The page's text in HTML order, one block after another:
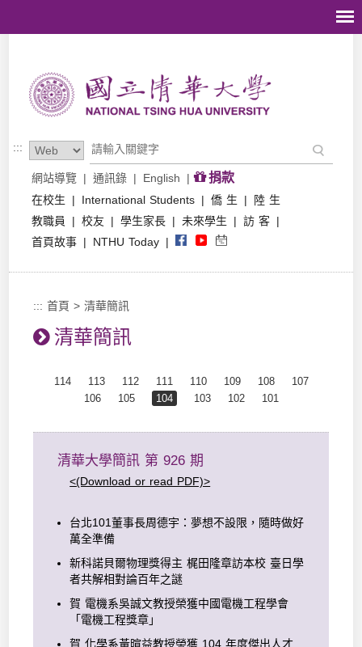
:::
網站導覽 | 通訊錄 | English | 捐款
在校生 | International Students | 僑 生 |
陸 生
教職員
| 校友 | 學生家長 | 未來學生 | 訪 客 |
首頁故事 | NTHU Today |
::: 首頁 >清華簡訊
清華簡訊
114 113 112 111 110 109 108
107
106
105 104 103 102 101
清華大學簡訊 第 926 期
<(Download or read PDF)>
台北101董事長周德宇：夢想不設限，隨時做好
萬全準備
新科諾貝爾物理獎得主 梶田隆章訪本校 臺日學
者共解相對論百年之謎
賀 電機系吳誠文教授榮獲中國電機工程學會
「電機工程獎章」
賀 化學系黃暄益教授榮獲 104 年度傑出人才